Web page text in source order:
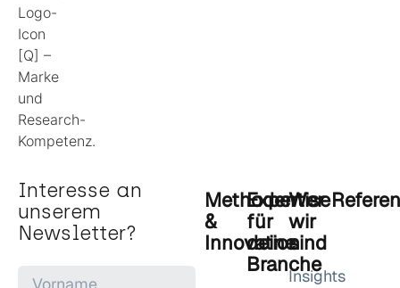
Interesse an
unserem
Newsletter?
Methoden
&
Innovation
Expertise
für
deine
Branche
Wer
wir
sind
Insights